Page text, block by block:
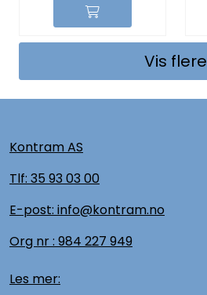
Vis flere
Kontram AS
Tlf: 35 93 03 00
E-post: info@kontram.no
Org nr : 984 227 949
Les mer: